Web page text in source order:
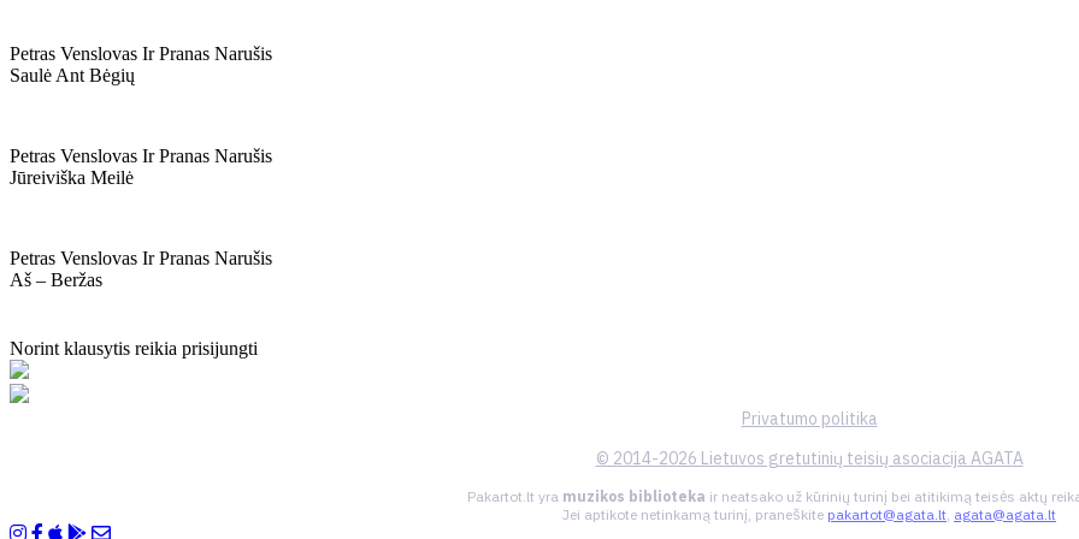
Petras Venslovas Ir Pranas Narušis
Saulė Ant Bėgių
Petras Venslovas Ir Pranas Narušis
Jūreiviška Meilė
Petras Venslovas Ir Pranas Narušis
Aš – Beržas
Norint klausytis reikia prisijungti
Privatumo politika
© 2014-2026 Lietuvos gretutinių teisių asociacija AGATA
Pakartot.lt yra muzikos biblioteka ir neatsako už kūrinių turinį bei atitikimą teisės aktų
Jei aptikote netinkamą turinį, praneškite pakartot@agata.lt, agata@agata.lt